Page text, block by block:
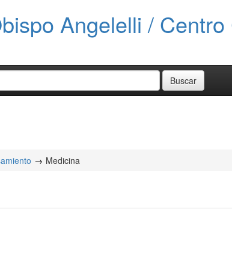
Angelelli /
Medicina